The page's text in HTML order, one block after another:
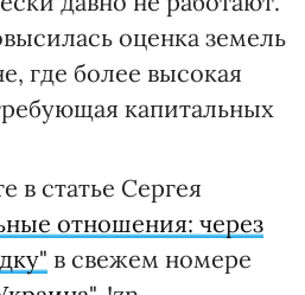
оценка земель
где более высокая
капитальных
в статье Сергея
отношения: через
в свежем номере